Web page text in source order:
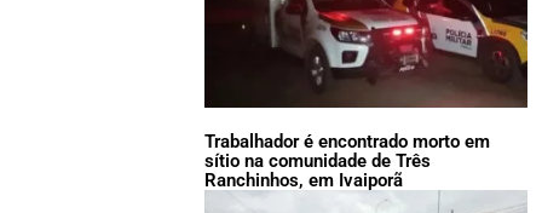
Trabalhador é encontrado morto em
sítio na comunidade de Três
Ranchinhos, em Ivaiporã